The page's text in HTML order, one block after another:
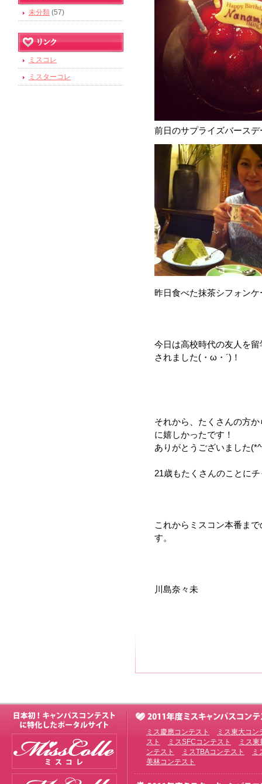
前日のサプライズバース
昨日食べた抹茶シフォンケ
今日は高校時代の友人を
されました(・ω・´)！
それから、たくさんの方
に嬉しかったです！
ありがとうございました
21歳もたくさんのことに
これからミスコン本番ま
す。
川島奈々未
未分類 (57)
ミスコレ
ミスターコレ
ミス慶應コンテスト
ミス東大コン
スト
ミスSFCコンテスト
ミス
ンテスト
ミスTBAコンテスト
ミ
美林コンテスト